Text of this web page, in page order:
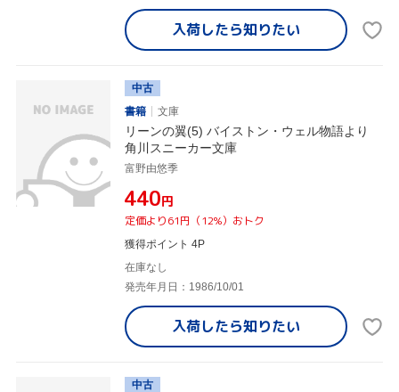
入荷したら知りたい
中古
書籍
文庫
リーンの翼(5) バイストン・ウェル物語より
角川スニーカー文庫
富野由悠季
¥440円
定価より61円（12%）おトク
獲得ポイント 4P
在庫なし
発売年月日：1986/10/01
入荷したら知りたい
中古